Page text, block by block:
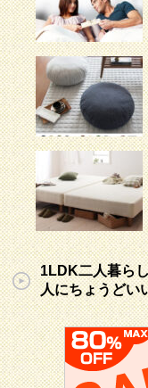
1LDK二人暮ら
人にちょうどい